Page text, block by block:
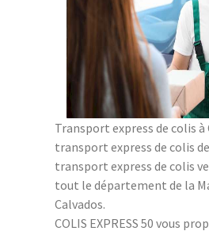
Transport express de colis à
transport express de colis
transport express de colis
tout le département de la
Calvados.
COLIS EXPRESS 50 vous